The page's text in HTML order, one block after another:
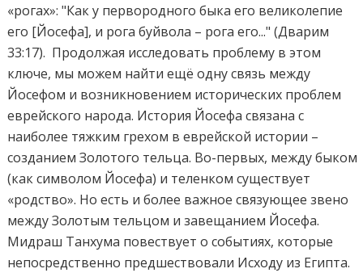
«рогах»: "Как у первородного быка его великолепие
его [Йосефа], и рога буйвола – рога его..." (Дварим
33:17). Продолжая исследовать проблему в этом
ключе, мы можем найти ещё одну связь между
Йосефом и возникновением исторических проблем
еврейского народа. История Йосефа связана с
наиболее тяжким грехом в еврейской истории –
созданием Золотого тельца. Во-первых, между быком
(как символом Йосефа) и теленком существует
«родство». Но есть и более важное связующее звено
между Золотым тельцом и завещанием Йосефа.
Мидраш Танхума повествует о событиях, которые
непосредственно предшествовали Исходу из Египта.